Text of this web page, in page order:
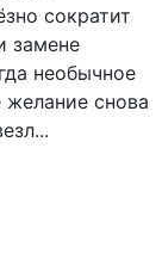
сократит
замене
необычное
снова